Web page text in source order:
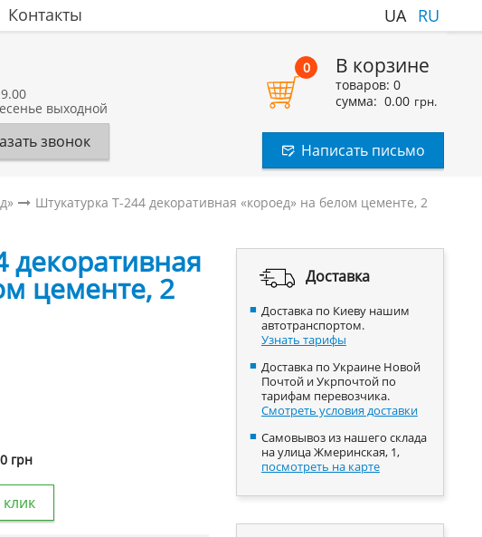
Контакты UA RU
выходной
звонок
0 В корзине
товаров: 0
сумма: 0.00 грн.
Написать письмо
Штукатурка T-244 декоративная «короед» на белом цементе, 2
декоративная
цементе, 2
грн
Доставка
Доставка по Киеву нашим
автотранспортом.
Узнать тарифы
Доставка по Украине Новой
Почтой и Укрпочтой по
тарифам перевозчика.
Смотреть условия доставки
Самовывоз из нашего склада
на улица Жмеринская, 1,
посмотреть на карте